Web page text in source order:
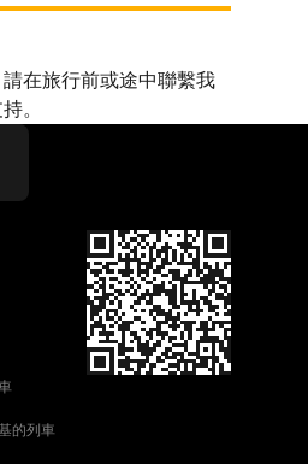
在旅行前或途中聯繫我
。
的列車